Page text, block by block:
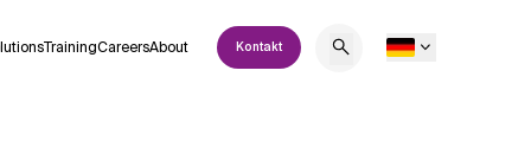
TrainingCareersAbout Kontakt